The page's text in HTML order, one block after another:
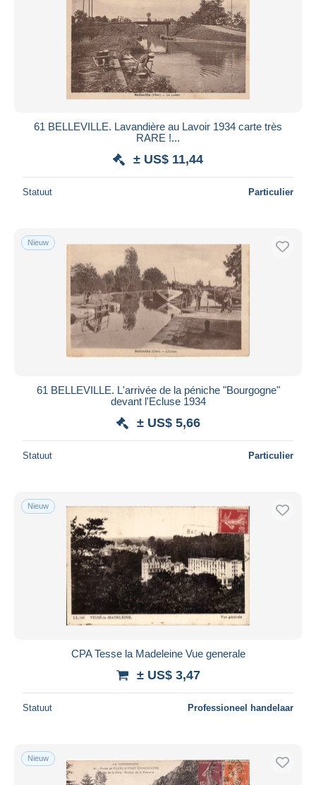
61 BELLEVILLE. Lavandière au Lavoir 1934 carte très
RARE !...
± US$ 11,44
Statuut Particulier
Nieuw
61 BELLEVILLE. L'arrivée de la péniche "Bourgogne"
devant l'Ecluse 1934
± US$ 5,66
Statuut Particulier
Nieuw
CPA Tesse la Madeleine Vue generale
± US$ 3,47
Statuut Professioneel handelaar
Nieuw